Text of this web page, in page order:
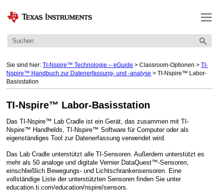
Zu Hauptinhalt springen
Sie sind hier: TI-Nspire™ Technologie – eGuide >Classroom-Optionen >TI-
Nspire™ Handbuch zur Datenerfassung- und -analyse >TI-Nspire™ Labor-
Basisstation
TI-Nspire™ Labor-Basisstation
Das TI-Nspire™ Lab Cradle ist ein Gerät, das zusammen mit TI-
Nspire™ Handhelds, TI-Nspire™ Software für Computer oder als
eigenständiges Tool zur Datenerfassung verwendet wird.
Das Lab Cradle unterstützt alle TI-Sensoren. Außerdem unterstützt es
mehr als 50 analoge und digitale Vernier DataQuest™-Sensoren,
einschließlich Bewegungs- und Lichtschrankensensoren. Eine
vollständige Liste der unterstützten Sensoren finden Sie unter
education.ti.com/education/nspire/sensors.